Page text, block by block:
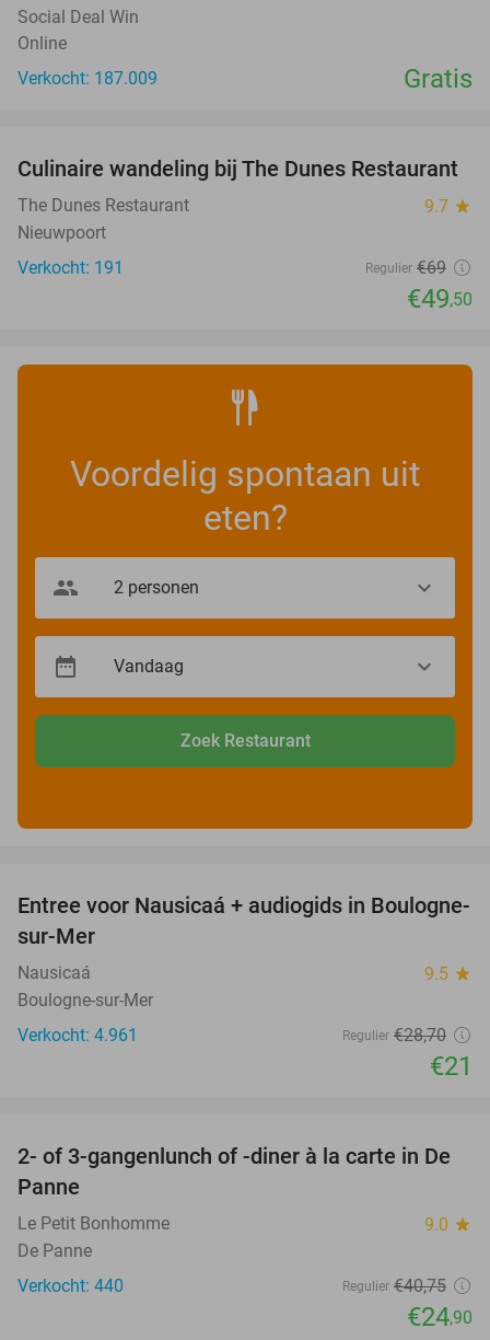
Social Deal Win
Online
Verkocht: 187.009
Gratis
28%
Culinaire wandeling bij The Dunes Restaurant
The Dunes Restaurant 9.7 star
Nieuwpoort
Verkocht: 191
Regulier €69
€49,50
Voordelig spontaan uit
eten?
Zoek Restaurant
27%
Entree voor Nausicaá + audiogids in Boulogne-
sur-Mer
Nausicaá 9.5 star
Boulogne-sur-Mer
Verkocht: 4.961
Regulier €28,70
€21
39%
2- of 3-gangenlunch of -diner à la carte in De
Panne
Le Petit Bonhomme 9.0 star
De Panne
Verkocht: 440
Regulier €40,75
€24,90